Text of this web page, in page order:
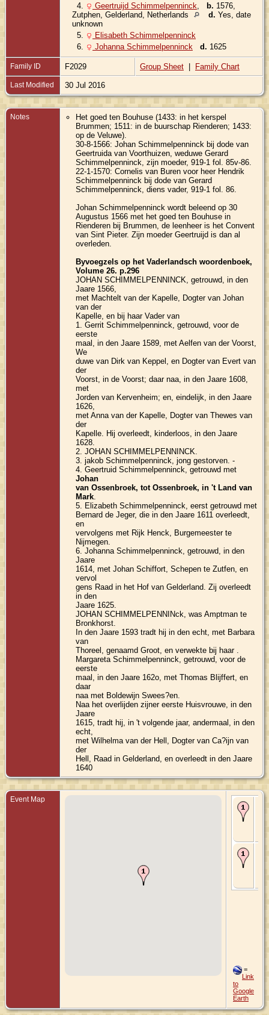
4.
Geertruijd Schimmelpenninck b. 1576,
Zutphen, Gelderland, Netherlands
d. Yes, date
unknown
5.
Elisabeth Schimmelpenninck
6.
Johanna Schimmelpenninck d. 1625
Family ID F2029 Group Sheet | Family Chart
Last Modified 30 Jul 2016
Notes
Het goed ten Bouhuse (1433: in het kerspel
Brummen; 1511: in de buurschap Rienderen; 1433:
op de Veluwe).
30-8-1566: Johan Schimmelpenninck bij dode van
Geertruida van Voorthuizen, weduwe Gerard
Schimmelpenninck, zijn moeder, 919-1 fol. 85v-86.
22-1-1570: Cornelis van Buren voor heer Hendrik
Schimmelpenninck bij dode van Gerard
Schimmelpenninck, diens vader, 919-1 fol. 86.
Johan Schimmelpenninck wordt beleend op 30
Augustus 1566 met het goed ten Bouhuse in
Rienderen bij Brummen, de leenheer is het Convent
van Sint Pieter. Zijn moeder Geertruijd is dan al
overleden.
Byvoegzels op het Vaderlandsch woordenboek,
Volume 26. p.296
JOHAN SCHIMMELPENNINCK, getrouwd, in den
Jaare 1566,
met Machtelt van der Kapelle, Dogter van Johan
van der
Kapelle, en bij haar Vader van
1. Gerrit Schimmelpenninck, getrouwd, voor de
eerste
maal, in den Jaare 1589, met Aelfen van der Voorst,
We
duwe van Dirk van Keppel, en Dogter van Evert van
der
Voorst, in de Voorst; daar naa, in den Jaare 1608,
met
Jorden van Kervenheim; en, eindelijk, in den Jaare
1626,
met Anna van der Kapelle, Dogter van Thewes van
der
Kapelle. Hij overleedt, kinderloos, in den Jaare
1628.
2. JOHAN SCHIMMELPENNINCK.
3. jakob Schimmelpenninck, jong gestorven. -
4. Geertruid Schimmelpenninck, getrouwd met
Johan
van Ossenbroek, tot Ossenbroek, in 't Land van
Mark
5. Elizabeth Schimmelpenninck, eerst getrouwd met
Bernard de Jeger, die in den Jaare 1611 overleedt,
en
vervolgens met Rijk Henck, Burgemeester te
Nijmegen.
6. Johanna Schimmelpenninck, getrouwd, in den
Jaare
1614, met Johan Schiffort, Schepen te Zutfen, en
vervol
gens Raad in het Hof van Gelderland. Zij overleedt
in den
Jaare 1625.
JOHAN SCHIMMELPENNINck, was Amptman te
Bronkhorst.
In den Jaare 1593 tradt hij in den echt, met Barbara
van
Thoreel, genaamd Groot, en verwekte bij haar .
Margareta Schimmelpenninck, getrouwd, voor de
eerste
maal, in den Jaare 162o, met Thomas Blijffert, en
daar
naa met Boldewijn Swees?en.
Naa het overlijden zijner eerste Huisvrouwe, in den
Jaare
1615, tradt hij, in 't volgende jaar, andermaal, in den
echt,
met Wilhelma van der Hell, Dogter van Ca?ijn van
der
Hell, Raad in Gelderland, en overleedt in den Jaare
1640
Event Map
=
Link
to
Google
Earth